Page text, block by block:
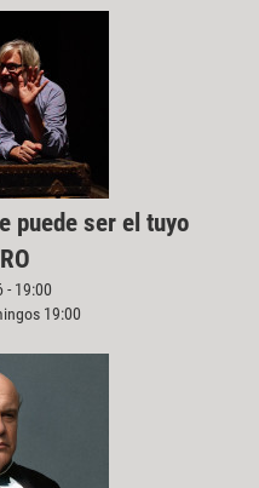
puede ser el tuyo
19:00
19:00